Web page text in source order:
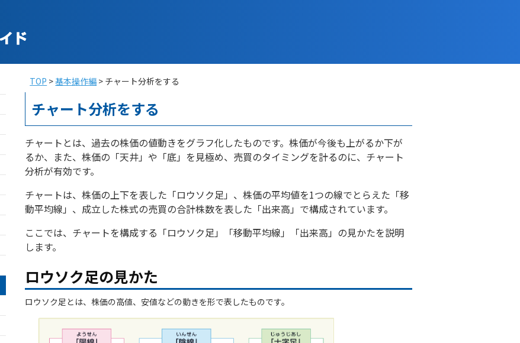
TOP 基本操作編 チャート分析をする
チャート分析をする
チャートとは、過去の株価の値動きをグラフ化したものです。株価が今後も上がるか下が
るか、また、株価の「天井」や「底」を見極め、売買のタイミングを計るのに、チャート
分析が有効です。
チャートは、株価の上下を表した「ロウソク足」、株価の平均値を1つの線でとらえた「移
動平均線」、成立した株式の売買の合計株数を表した「出来高」で構成されています。
ここでは、チャートを構成する「ロウソク足」「移動平均線」「出来高」の見かたを説明
します。
ロウソク足の見かた
ロウソク足とは、株価の高値、安値などの動きを形で表したものです。